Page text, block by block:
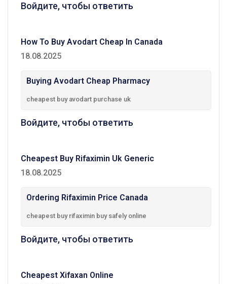
Войдите, чтобы ответить
How To Buy Avodart Cheap In Canada
18.08.2025
Buying Avodart Cheap Pharmacy
cheapest buy avodart purchase uk
Войдите, чтобы ответить
Cheapest Buy Rifaximin Uk Generic
18.08.2025
Ordering Rifaximin Price Canada
cheapest buy rifaximin buy safely online
Войдите, чтобы ответить
Cheapest Xifaxan Online